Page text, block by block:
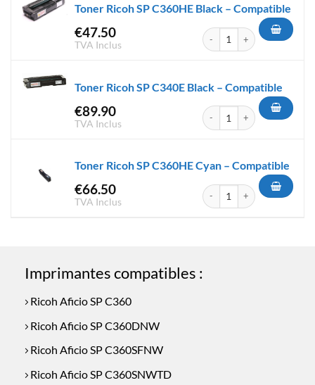
Toner Ricoh SP C360HE Black – Compatible
€47.50
TVA Inclus
quantité de Toner Ricoh SP
Toner Ricoh SP C340E Black – Compatible
€89.90
TVA Inclus
quantité de Toner Ricoh SP
Toner Ricoh SP C360HE Cyan – Compatible
€66.50
TVA Inclus
quantité de Toner Ricoh SP
Imprimantes compatibles :
Ricoh Aficio SP C360
Ricoh Aficio SP C360DNW
Ricoh Aficio SP C360SFNW
Ricoh Aficio SP C360SNWTD